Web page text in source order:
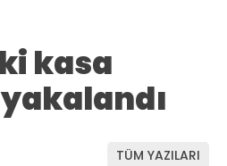
kasa
yakalandı
TÜM YAZILARI